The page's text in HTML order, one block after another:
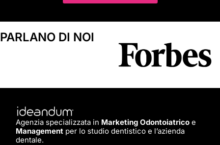
PARLANO DI NOI
Agenzia specializzata in Marketing Odontoiatrico e
Management per lo studio dentistico e l’azienda
dentale.